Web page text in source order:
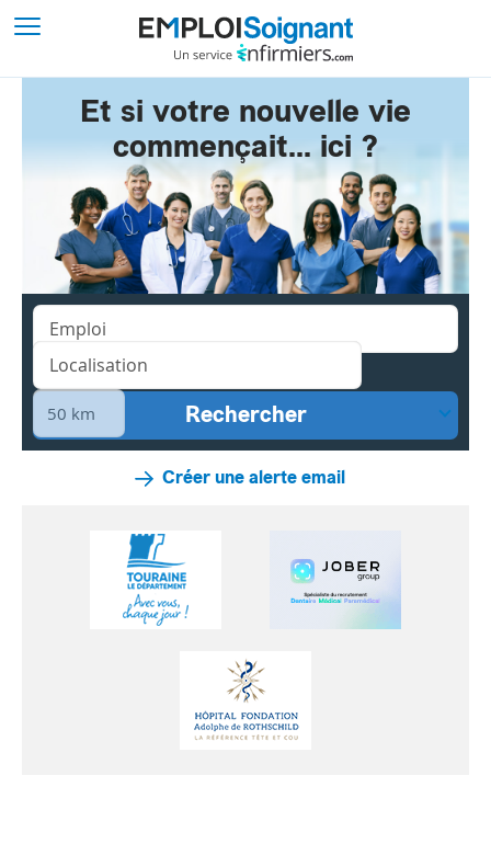
Et si votre nouvelle vie
commençait... ici ?
Créer une alerte email